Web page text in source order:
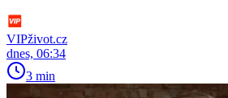
VIPživot.cz
dnes, 06:34
3 min